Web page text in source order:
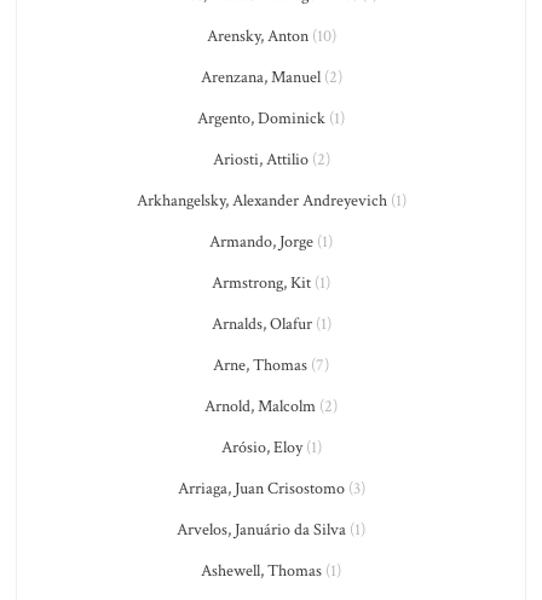
Arensky, Anton(10)
Arenzana, Manuel(2)
Argento, Dominick (1)
Ariosti, Attilio(2)
Arkhangelsky, Alexander Andreyevich(1)
Armando, Jorge (1)
Armstrong, Kit (1)
Arnalds, Olafur(1)
Arne, Thomas (7)
Arnold, Malcolm (2)
Arósio, Eloy(1)
Arriaga, Juan Crisostomo(3)
Arvelos, Januário da Silva (1)
Ashewell, Thomas (1)